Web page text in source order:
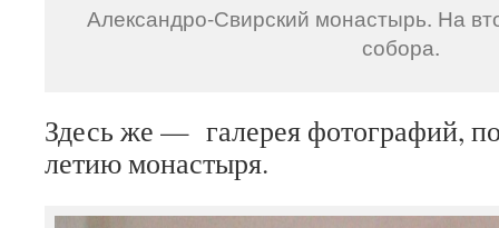
Александро-Свирский монастырь. На
собора.
Здесь же — галерея фотографий,
летию монастыря.